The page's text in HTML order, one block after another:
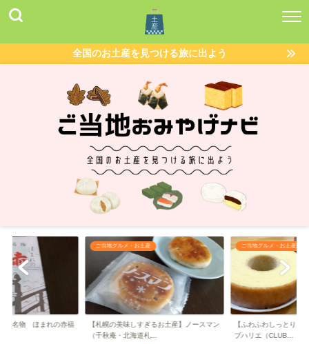
全国のお土産を見つける旅に出よう
勢名物 ほまれの赤福
ご当地グルメ・お土産
【札幌の美味しすぎるお土産】ノースマン
（千秋庵・北海道札...
ご当地グルメ・お土産
【ふわふわしっとりバ
ブハリエ（CLUB...